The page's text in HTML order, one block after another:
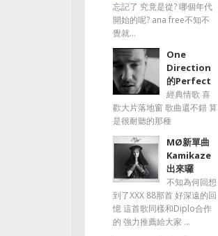
忘記了 究竟是從? 哪個年代
開始的呢? ana free不知不
覺就...
One
Direction
的Perfect
經典情歌 喜
歡大片落地窗 歌曲還不錯 算
是很耐聽的那種
MØ新單曲
Kamikaze
出來囉
不知為何回想
到了XXX 88那首 好深遠的回
憶 這首歌同樣和Diplo合作
的 強力推薦給大家 ...